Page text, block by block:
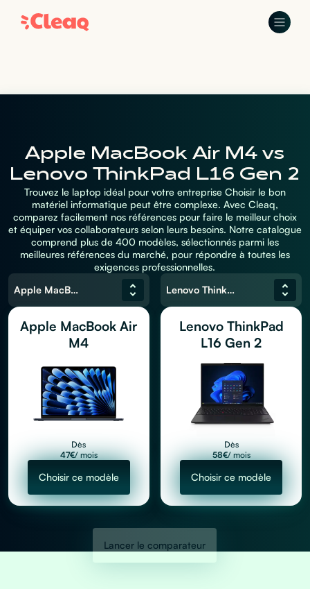
Apple MacBook Air M4 vs
Lenovo ThinkPad L16 Gen 2
Trouvez le laptop idéal pour votre entreprise Choisir le bon
matériel informatique peut être complexe. Avec Cleaq,
comparez facilement nos références pour faire le meilleur choix
et équiper vos collaborateurs selon leurs besoins. Notre catalogue
comprend plus de 400 modèles, sélectionnés parmi les
meilleures références du marché, pour répondre à toutes les
exigences professionnelles.
Apple MacBook Air M4
Apple MacBook Air
M4
Dès
47€/ mois
Choisir ce modèle
Lancer le comparateur
Lenovo ThinkPad L16 Gen 2
Lenovo ThinkPad
L16 Gen 2
Dès
58€/ mois
Choisir ce modèle